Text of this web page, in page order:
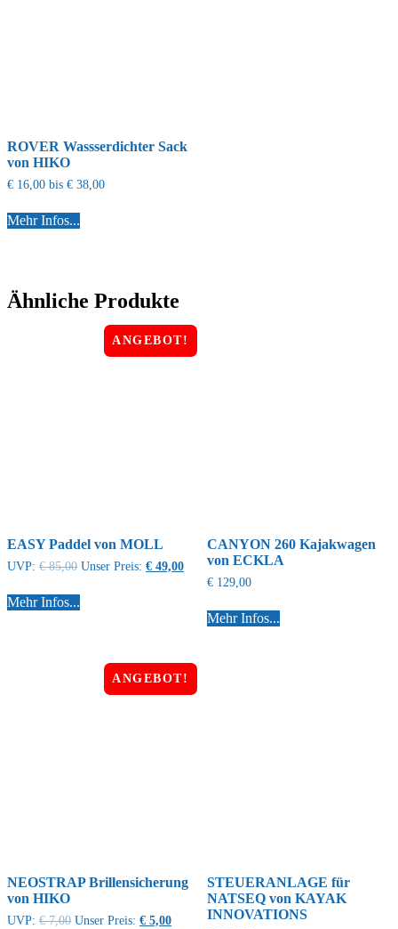
ROVER Wassserdichter Sack
von HIKO
€ 16,00 bis € 38,00
Mehr Infos...
Ähnliche Produkte
ANGEBOT!
EASY Paddel von MOLL
UVP: €85,00 Unser Preis: € 49,00
Mehr Infos...
CANYON 260 Kajakwagen
von ECKLA
€129,00
Mehr Infos...
ANGEBOT!
NEOSTRAP Brillensicherung
von HIKO
UVP: €7,00 Unser Preis: € 5,00
STEUERANLAGE für
NATSEQ von KAYAK
INNOVATIONS